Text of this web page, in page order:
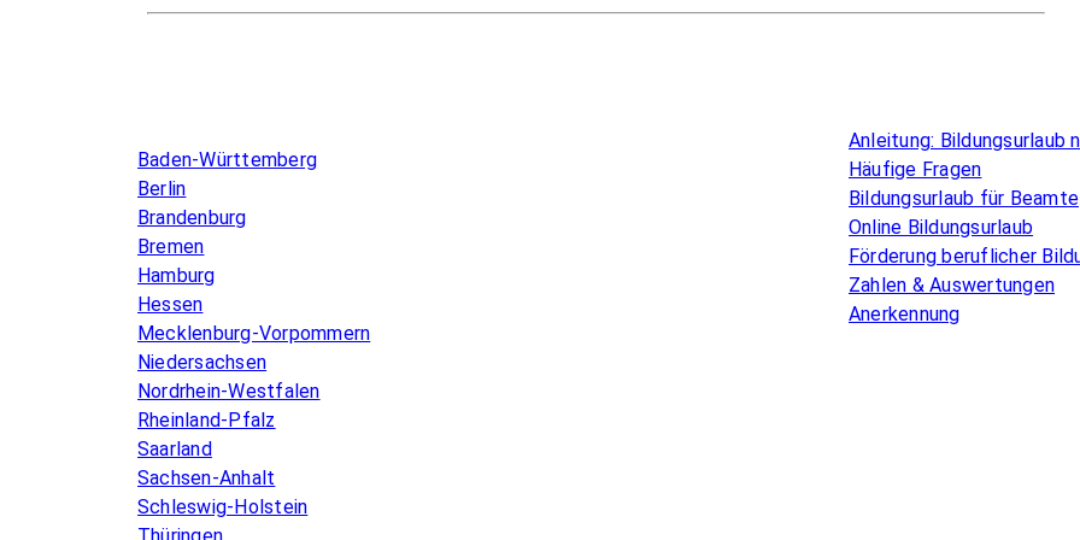
Baden-Württemberg
Berlin
Brandenburg
Bremen
Hamburg
Hessen
Mecklenburg-Vorpommern
Niedersachsen
Nordrhein-Westfalen
Rheinland-Pfalz
Saarland
Sachsen-Anhalt
Schleswig-Holstein
Anleitung: Bildungsurlaub
Häufige Fragen
Bildungsurlaub für Beamte
Online Bildungsurlaub
Förderung beruflicher
Zahlen & Auswertungen
Anerkennung